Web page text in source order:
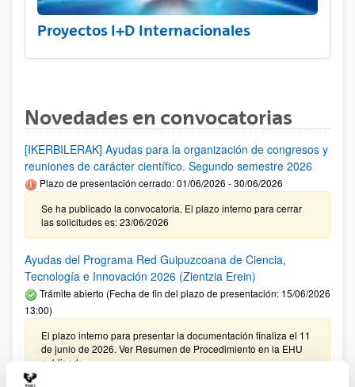
Proyectos I+D Internacionales
Novedades en convocatorias
[IKERBILERAK] Ayudas para la organización de congresos y
reuniones de carácter científico. Segundo semestre 2026
Plazo de presentación cerrado: 01/06/2026 - 30/06/2026
Se ha publicado la convocatoria. El plazo interno para cerrar
las solicitudes es: 23/06/2026
Ayudas del Programa Red Guipuzcoana de Ciencia,
Tecnología e Innovación 2026 (Zientzia Erein)
Trámite abierto (Fecha de fin del plazo de presentación: 15/06/2026
13:00)
El plazo interno para presentar la documentación finaliza el 11
de junio de 2026. Ver Resumen de Procedimiento en la EHU
publicado.